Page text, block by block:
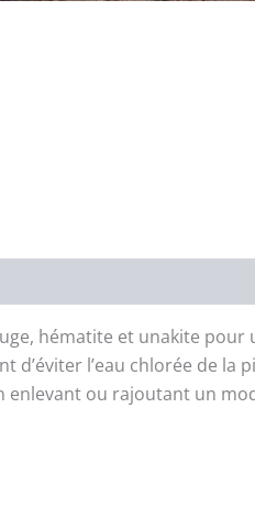
hématite et unakite
l’eau chlorée de la
enlevant ou rajoutant un